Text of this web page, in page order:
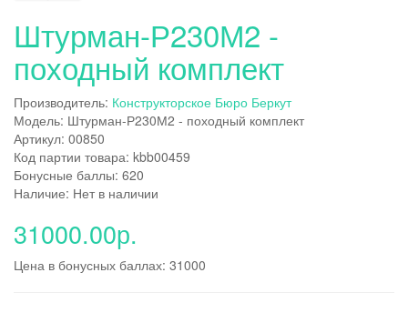
Штурман-Р230М2 -
походный комплект
Производитель: Конструкторское Бюро Беркут
Модель: Штурман-Р230М2 - походный комплект
Артикул: 00850
Код партии товара: kbb00459
Бонусные баллы: 620
Наличие: Нет в наличии
31000.00р.
Цена в бонусных баллах: 31000